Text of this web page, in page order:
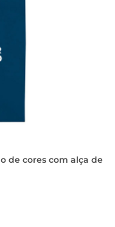
de cores com alça de